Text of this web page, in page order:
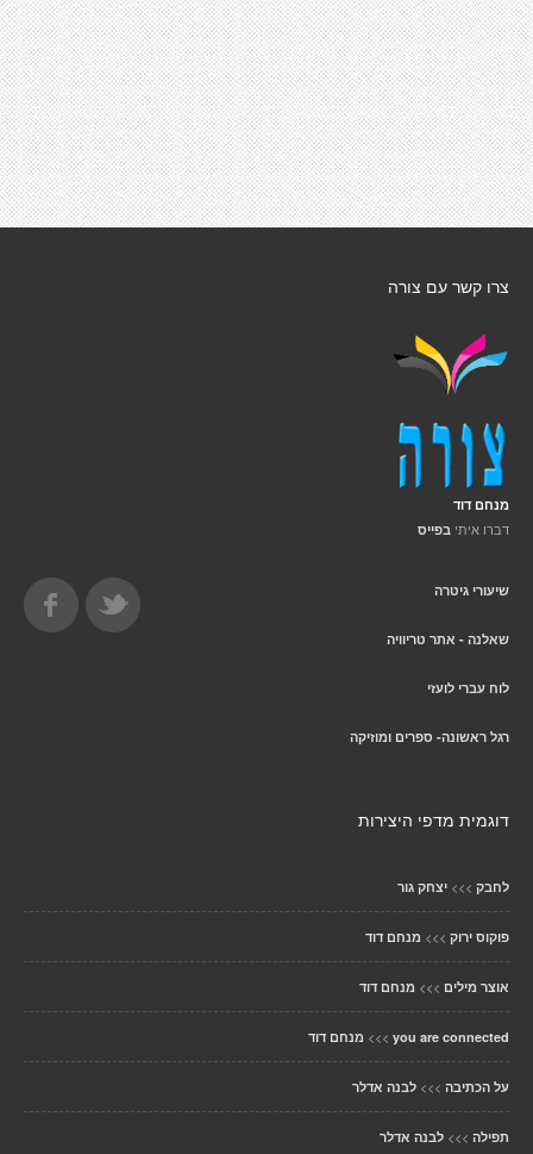
צרו קשר עם צורה
מנחם דוד
דברו איתי בפייס
שיעורי גיטרה
שאלנה - אתר טריוויה
לוח עברי לועזי
רגל ראשונה- ספרים ומוזיקה
דוגמית מדפי היצירות
לחבק >>> יצחק גור
פוקוס ירוק >>> מנחם דוד
אוצר מילים >>> מנחם דוד
you are connected
>>> מנחם דוד
על הכתיבה >>> לבנה אדלר
תפילה >>> לבנה אדלר